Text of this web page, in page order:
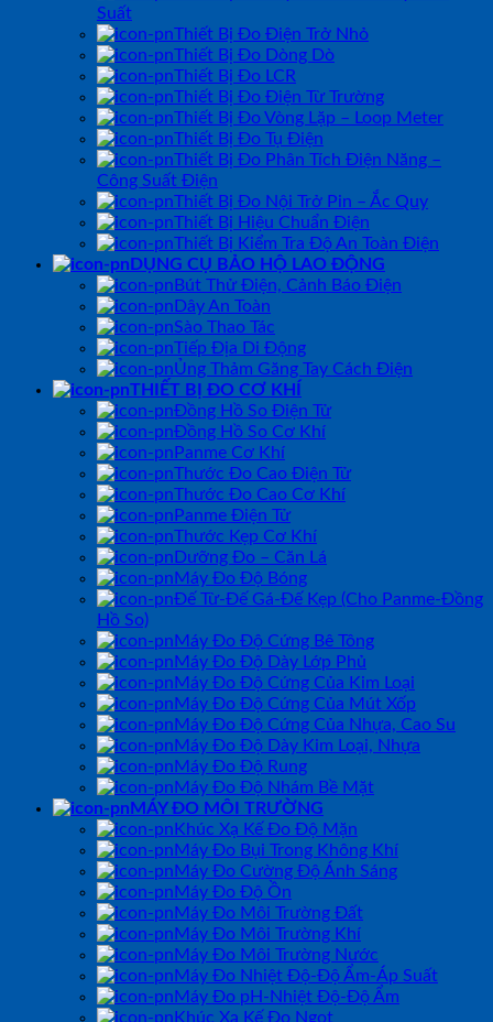
Suất
Thiết Bị Đo Điện Trở Nhỏ
Thiết Bị Đo Dòng Dò
Thiết Bị Đo LCR
Thiết Bị Đo Điện Từ Trường
Thiết Bị Đo Vòng Lặp – Loop Meter
Thiết Bị Đo Tụ Điện
Thiết Bị Đo Phân Tích Điện Năng –
Công Suất Điện
Thiết Bị Đo Nội Trở Pin – Ắc Quy
Thiết Bị Hiệu Chuẩn Điện
Thiết Bị Kiểm Tra Độ An Toàn Điện
DỤNG CỤ BẢO HỘ LAO ĐỘNG
Bút Thử Điện, Cảnh Báo Điện
Dây An Toàn
Sào Thao Tác
Tiếp Địa Di Động
Ủng Thảm Găng Tay Cách Điện
THIẾT BỊ ĐO CƠ KHÍ
Đồng Hồ So Điện Tử
Đồng Hồ So Cơ Khí
Panme Cơ Khí
Thước Đo Cao Điện Tử
Thước Đo Cao Cơ Khí
Panme Điện Tử
Thước Kẹp Cơ Khí
Dưỡng Đo – Căn Lá
Máy Đo Độ Bóng
Đế Từ-Đế Gá-Đế Kẹp (Cho Panme-Đồng
Hồ So)
Máy Đo Độ Cứng Bê Tông
Máy Đo Độ Dày Lớp Phủ
Máy Đo Độ Cứng Của Kim Loại
Máy Đo Độ Cứng Của Mút Xốp
Máy Đo Độ Cứng Của Nhựa, Cao Su
Máy Đo Độ Dày Kim Loại, Nhựa
Máy Đo Độ Rung
Máy Đo Độ Nhám Bề Mặt
MÁY ĐO MÔI TRƯỜNG
Khúc Xạ Kế Đo Độ Mặn
Máy Đo Bụi Trong Không Khí
Máy Đo Cường Độ Ánh Sáng
Máy Đo Độ Ồn
Máy Đo Môi Trường Đất
Máy Đo Môi Trường Khí
Máy Đo Môi Trường Nước
Máy Đo Nhiệt Độ-Độ Ẩm-Áp Suất
Máy Đo pH-Nhiệt Độ-Độ Ẩm
Khúc Xạ Kế Đo Ngọt